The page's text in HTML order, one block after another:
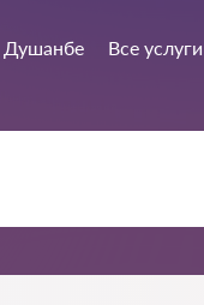
Душанбе Все услуги